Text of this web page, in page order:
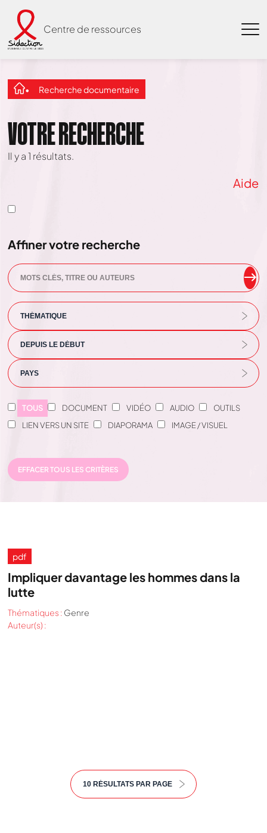
Centre de ressources
Recherche documentaire
VOTRE RECHERCHE
Il y a1 résultats.
Aide
Affiner votre recherche
TOUS DOCUMENT VIDÉO AUDIO
OUTILS
LIEN VERS UN SITE
DIAPORAMA IMAGE / VISUEL
EFFACER TOUS LES CRITÈRES
pdf
Impliquer davantage les hommes dans la
lutte
Thématiques : Genre
Auteur(s) :